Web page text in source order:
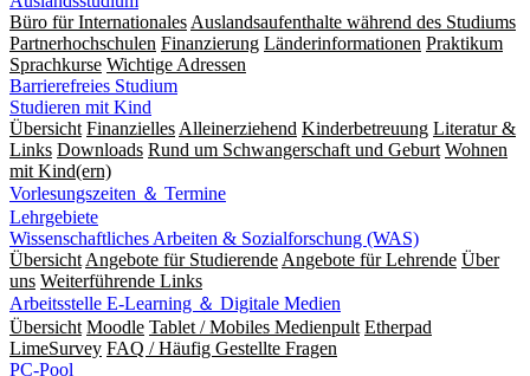
Büro für Internationales Auslandsaufenthalte während des Studiums
Partnerhochschulen Finanzierung Länderinformationen Praktikum
Sprachkurse Wichtige Adressen
Barrierefreies Studium
Studieren mit Kind
Übersicht Finanzielles Alleinerziehend Kinderbetreuung Literatur &
Links Downloads Rund um Schwangerschaft und Geburt Wohnen
mit Kind(ern)
Vorlesungszeiten ＆ Termine
Lehrgebiete
Wissenschaftliches Arbeiten & Sozialforschung (WAS)
Übersicht Angebote für Studierende Angebote für Lehrende Über
uns Weiterführende Links
Arbeitsstelle E-Learning ＆ Digitale Medien
Übersicht Moodle Tablet / Mobiles Medienpult Etherpad
LimeSurvey FAQ / Häufig Gestellte Fragen
PC-Pool